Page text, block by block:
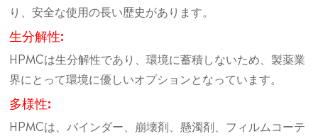
り、安全な使用の長い歴史があります。
生分解性:
HPMCは生分解性であり、環境に蓄積しないため、製薬業
界にとって環境に優しいオプションとなっています。
多様性:
HPMCは、バインダー、崩壊剤、懸濁剤、フィルムコーテ